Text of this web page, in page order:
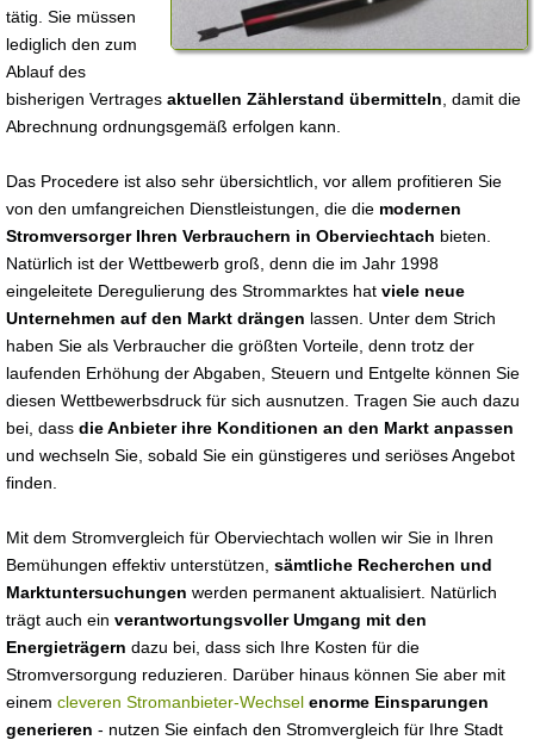
tätig. Sie müssen
lediglich den zum
Ablauf des
bisherigen Vertrages aktuellen Zählerstand übermitteln , damit die
Abrechnung ordnungsgemäß erfolgen kann.
Das Procedere ist also sehr übersichtlich, vor allem profitieren Sie
von den umfangreichen Dienstleistungen, die die modernen
Stromversorger Ihren Verbrauchern in Oberviechtach bieten.
Natürlich ist der Wettbewerb groß, denn die im Jahr 1998
eingeleitete Deregulierung des Strommarktes hat viele neue
Unternehmen auf den Markt drängen lassen. Unter dem Strich
haben Sie als Verbraucher die größten Vorteile, denn trotz der
laufenden Erhöhung der Abgaben, Steuern und Entgelte können Sie
diesen Wettbewerbsdruck für sich ausnutzen. Tragen Sie auch dazu
bei, dass die Anbieter ihre Konditionen an den Markt anpassen
und wechseln Sie, sobald Sie ein günstigeres und seriöses Angebot
finden.
Mit dem Stromvergleich für Oberviechtach wollen wir Sie in Ihren
Bemühungen effektiv unterstützen, sämtliche Recherchen und
Marktuntersuchungen werden permanent aktualisiert. Natürlich
trägt auch ein verantwortungsvoller Umgang mit den
Energieträgern dazu bei, dass sich Ihre Kosten für die
Stromversorgung reduzieren. Darüber hinaus können Sie aber mit
einem cleveren Stromanbieter-Wechsel enorme Einsparungen
generieren - nutzen Sie einfach den Stromvergleich für Ihre Stadt